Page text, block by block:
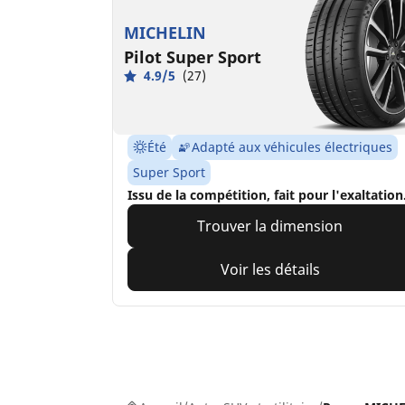
MICHELIN
Pilot Super Sport
4.9/5 (27)
Été
Adapté aux véhicules électriques
Super Sport
Issu de la compétition, fait pour
Trouver la dimension
Voir les détails